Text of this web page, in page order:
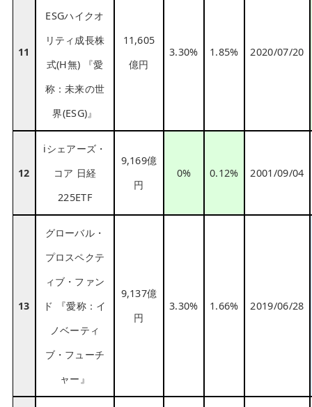
11
ESGハイクオ
リティ成長株
式(H無) 『愛
称：未来の世
界(ESG)』
11,605
億円
3.30% 1.85% 2020/07/20
12
iシェアーズ・
コア 日経
225ETF
9,169億
円
0% 0.12% 2001/09/04
13
グローバル・
プロスペクテ
ィブ・ファン
ド 『愛称：イ
ノベーティ
ブ・フューチ
ャー』
9,137億
円
3.30% 1.66% 2019/06/28